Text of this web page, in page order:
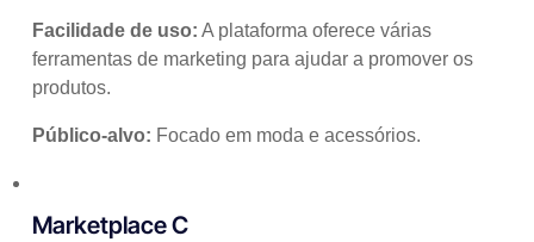
Facilidade de uso: A plataforma oferece várias
ferramentas de marketing para ajudar a promover os
produtos.
Público-alvo: Focado em moda e acessórios.
Marketplace C